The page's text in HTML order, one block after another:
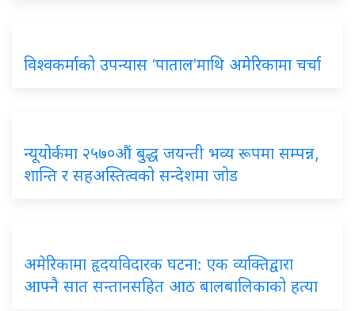
विश्वकर्माको उपन्यास ‘पाताल’माथि अमेरिकामा चर्चा
न्यूयोर्कमा २५७०औं बुद्ध जयन्ती भव्य रूपमा सम्पन्न,
शान्ति र सहअस्तित्वको सन्देशमा जोड
अमेरिकामा हृदयविदारक घटना: एक व्यक्तिद्वारा
आफ्नै सात सन्तानसहित आठ बालबालिकाको हत्या